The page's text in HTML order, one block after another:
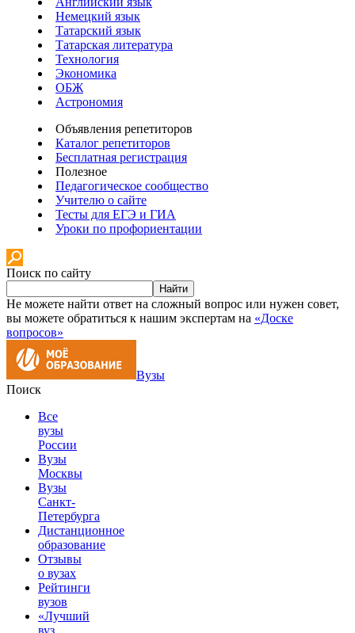
Немецкий язык
Татарский язык
Татарская литература
Технология
Экономика
ОБЖ
Астрономия
Объявления репетиторов
Каталог репетиторов
Бесплатная регистрация
Полезное
Педагогическое сообщество
Учителю о сайте
Тесты для ЕГЭ и ГИА
Уроки по профориентации
Поиск по сайту
Найти
Не можете найти ответ на сложный вопрос или нужен совет,
вы можете обратиться к нашим экспертам на «Доске
вопросов»
Вузы
Поиск
Все
вузы
России
Вузы
Москвы
Вузы
Санкт-
Петербурга
Дистанционное
образование
Отзывы
о вузах
Рейтинги
вузов
«Лучший
вуз